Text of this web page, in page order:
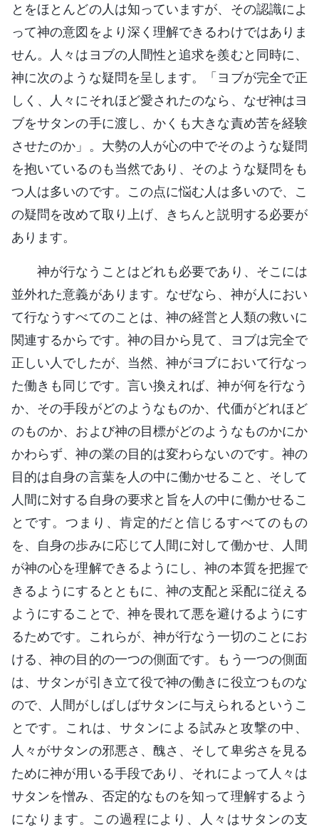
とをほとんどの人は知っていますが、その認識によ
って神の意図をより深く理解できるわけではありま
せん。人々はヨブの人間性と追求を羨むと同時に、
神に次のような疑問を呈します。「ヨブが完全で正
しく、人々にそれほど愛されたのなら、なぜ神はヨ
ブをサタンの手に渡し、かくも大きな責め苦を経験
させたのか」。大勢の人が心の中でそのような疑問
を抱いているのも当然であり、そのような疑問をも
つ人は多いのです。この点に悩む人は多いので、こ
の疑問を改めて取り上げ、きちんと説明する必要が
あります。
神が行なうことはどれも必要であり、そこには
並外れた意義があります。なぜなら、神が人におい
て行なうすべてのことは、神の経営と人類の救いに
関連するからです。神の目から見て、ヨブは完全で
正しい人でしたが、当然、神がヨブにおいて行なっ
た働きも同じです。言い換えれば、神が何を行なう
か、その手段がどのようなものか、代価がどれほど
のものか、および神の目標がどのようなものかにか
かわらず、神の業の目的は変わらないのです。神の
目的は自身の言葉を人の中に働かせること、そして
人間に対する自身の要求と旨を人の中に働かせるこ
とです。つまり、肯定的だと信じるすべてのもの
を、自身の歩みに応じて人間に対して働かせ、人間
が神の心を理解できるようにし、神の本質を把握で
きるようにするとともに、神の支配と采配に従える
ようにすることで、神を畏れて悪を避けるようにす
るためです。これらが、神が行なう一切のことにお
ける、神の目的の一つの側面です。もう一つの側面
は、サタンが引き立て役で神の働きに役立つものな
ので、人間がしばしばサタンに与えられるというこ
とです。これは、サタンによる試みと攻撃の中、
人々がサタンの邪悪さ、醜さ、そして卑劣さを見る
ために神が用いる手段であり、それによって人々は
サタンを憎み、否定的なものを知って理解するよう
になります。この過程により、人々はサタンの支